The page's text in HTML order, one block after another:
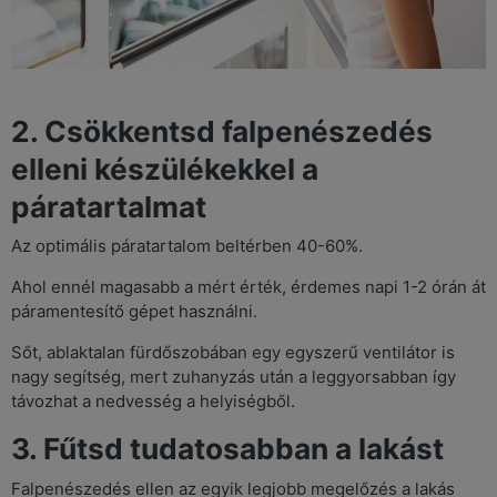
2. Csökkentsd falpenészedés
elleni készülékekkel a
páratartalmat
Az optimális páratartalom beltérben 40-60%.
Ahol ennél magasabb a mért érték, érdemes napi 1-2 órán át
páramentesítő gépet használni.
Sőt, ablaktalan fürdőszobában egy egyszerű ventilátor is
nagy segítség, mert zuhanyzás után a leggyorsabban így
távozhat a nedvesség a helyiségből.
3. Fűtsd tudatosabban a lakást
Falpenészedés ellen az egyik legjobb megelőzés a lakás